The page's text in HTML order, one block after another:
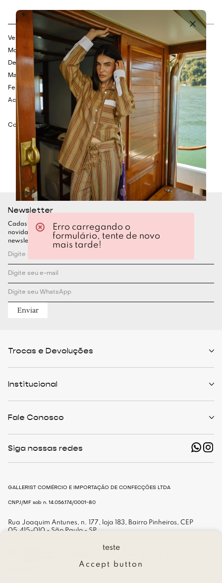
teste
Accept button
Descrição Composição
Vestido midi em algodão com bordados florais.
Modelagem reta e shape soltinho.
Decote reto.
Mangas curtas com amarração.
Fenda posterior.
Acompanha cinto de cordão em veludo.
Composição: 80% Algodão e 20% Poliéster.
Newsletter
Cadastre-se para ficar por dentro de todas as nossas
novidades. Garanta seu desconto assinando nossa
newsletter
Enviar
Trocas e Devoluções
Formas de Pagamento
Cashback
Institucional
The Outlist
Nossas Lojas
Trabalhe Conosco
Fale Conosco
shop@gallerist.com.br
Siga nossas redes
GALLERIST COMÉRCIO E IMPORTAÇÃO DE CONFECÇÕES LTDA
CNPJ/MF sob n. 14.056.174/0001-80
Rua Joaquim Antunes, n. 177, loja 183, Bairro Pinheiros, CEP
05.415-010 - São Paulo - SP
Erro carregando o
formulário, tente de novo
mais tarde!